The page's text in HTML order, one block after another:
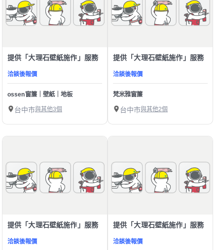
提供「大理石壁紙施作」服務
洽談後報價
ossen窗簾｜壁紙｜地板
台中市與其他3個
提供「大理石壁紙施作」服務
洽談後報價
梵米雅窗簾
台中市與其他2個
提供「大理石壁紙施作」服務
洽談後報價
提供「大理石壁紙施作」服務
洽談後報價